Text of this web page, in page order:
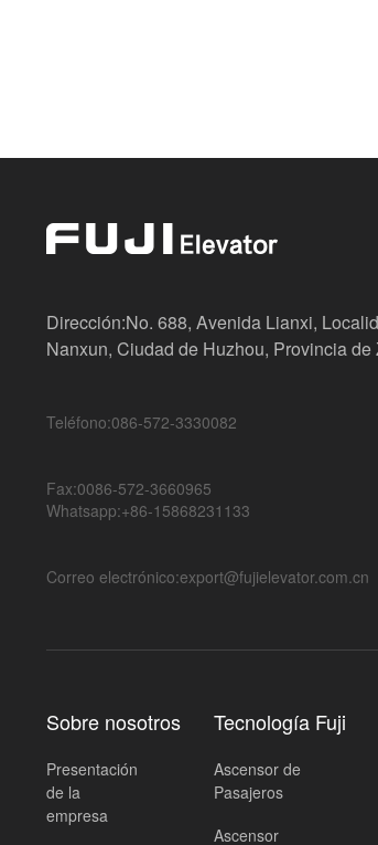
Dirección:No. 688, Avenida Lianxi,
Nanxun, Ciudad de Huzhou, Provincia
Teléfono:086-572-3330082
Fax:0086-572-3660965
Whatsapp:+86-15868231133
Correo electrónico:export@fujielevator.com.cn
Sobre nosotros
Presentación
de la
empresa
Tecnología Fuji
Ascensor de
Pasajeros
Ascensor